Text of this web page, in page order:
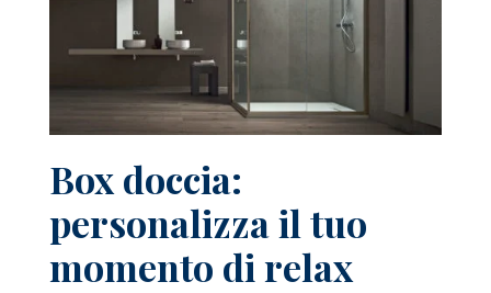
Box doccia:
personalizza il tuo
momento di relax